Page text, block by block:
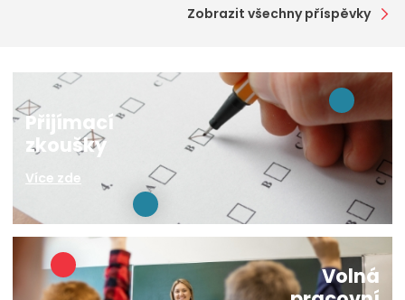
Zobrazit všechny příspěvky
Přijímací
zkoušky
Více zde
Volná